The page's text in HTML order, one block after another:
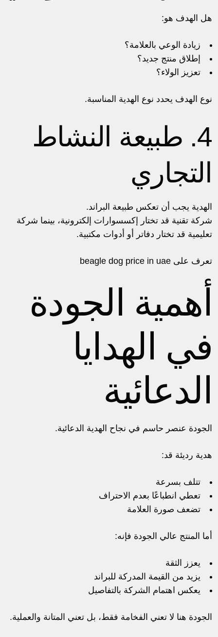
هل الهدف هو:
زيادة الوعي بالعلامة؟
إطلاق منتج جديد؟
تعزيز الولاء؟
نوع الهدف يحدد نوع الهدية المناسبة.
4. طبيعة النشاط
التجاري
الهدية يجب أن تعكس طبيعة البراند.
شركة تقنية قد تختار إكسسوارات إلكترونية، بينما شركة
تعليمية قد تختار دفاتر أو أدوات مكتبية.
تعرف على beagle dog price in uae
أهمية الجودة
في الهدايا
الدعائية
الجودة عنصر حاسم في نجاح الهدية الدعائية.
هدية رديئة قد:
تتلف بسرعة
تعطي انطباعًا بعدم الاحتراف
تضعف صورة العلامة
أما المنتج عالي الجودة فإنه:
يعزز الثقة
يزيد من القيمة المدركة للبراند
يعكس اهتمام الشركة بالتفاصيل
الجودة هنا لا تعني الفخامة فقط، بل تعني المتانة والعملية.